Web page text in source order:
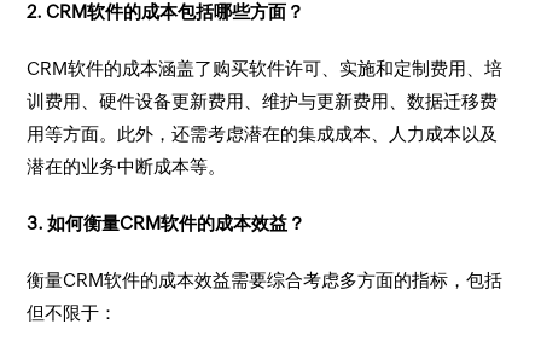
2. CRM软件的成本包括哪些方面？
CRM软件的成本涵盖了购买软件许可、实施和定制费用、培
训费用、硬件设备更新费用、维护与更新费用、数据迁移费
用等方面。此外，还需考虑潜在的集成成本、人力成本以及
潜在的业务中断成本等。
3. 如何衡量CRM软件的成本效益？
衡量CRM软件的成本效益需要综合考虑多方面的指标，包括
但不限于：